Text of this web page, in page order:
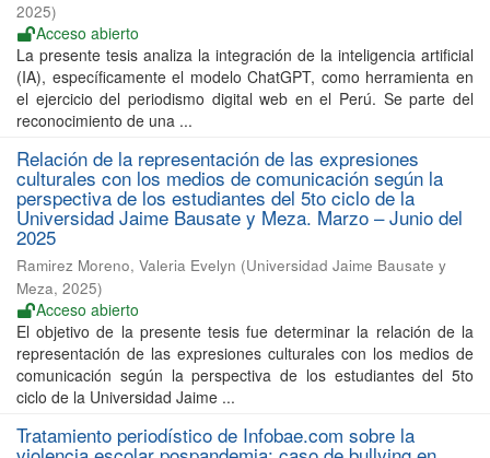
2025)
Acceso abierto
La presente tesis analiza la integración de la inteligencia artificial
(IA), específicamente el modelo ChatGPT, como herramienta en
el ejercicio del periodismo digital web en el Perú. Se parte del
reconocimiento de una ...
Relación de la representación de las expresiones
culturales con los medios de comunicación según la
perspectiva de los estudiantes del 5to ciclo de la
Universidad Jaime Bausate y Meza. Marzo – Junio del
2025
Ramirez Moreno, Valeria Evelyn (Universidad Jaime Bausate y
Meza, 2025)
Acceso abierto
El objetivo de la presente tesis fue determinar la relación de la
representación de las expresiones culturales con los medios de
comunicación según la perspectiva de los estudiantes del 5to
ciclo de la Universidad Jaime ...
Tratamiento periodístico de Infobae.com sobre la